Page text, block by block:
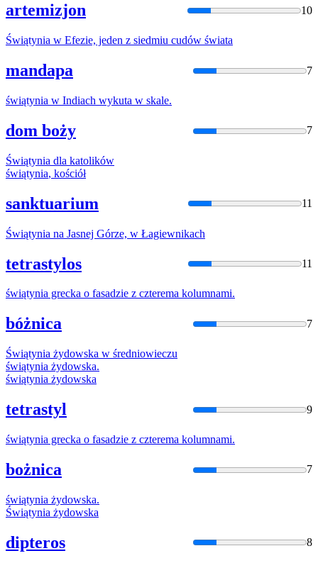
artemizjon 10
Świątynia w Efezie, jeden z siedmiu cudów świata
mandapa 7
świątynia w Indiach wykuta w skale.
dom boży 7
Świątynia dla katolików
świątynia, kościół
sanktuarium 11
Świątynia na Jasnej Górze, w Łagiewnikach
tetrastylos 11
świątynia grecka o fasadzie z czterema kolumnami.
bóżnica 7
Świątynia żydowska w średniowieczu
świątynia żydowska.
świątynia żydowska
tetrastyl 9
świątynia grecka o fasadzie z czterema kolumnami.
bożnica 7
świątynia żydowska.
Świątynia żydowska
dipteros 8